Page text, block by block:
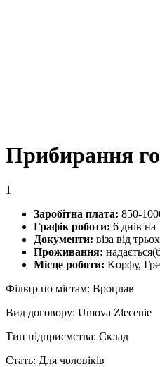
Прибирання
1
Заробітна плата: 850-
Графік роботи: 6 днів
Документи: віза від
Проживання:
Місце роботи: Koрфу,
Фільтр по містам: Вроцлав
Вид договору: Umova Zlecenie
Тип підприємства: Склад
Стать: Для чоловіків